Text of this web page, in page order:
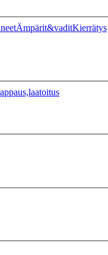
Ämpärit&vaditKierrätys